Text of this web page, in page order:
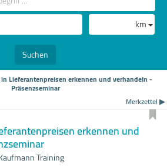
km
Suchen
Lieferantenpreisen erkennen und verhandeln -
Präsenzseminar
Merkzettel ▶
erkennen und
Training